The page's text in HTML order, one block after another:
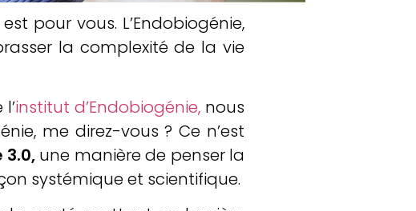
pour vous. L’Endobiogénie,
la complexité de la vie
institut d’Endobiogénie, nous
me direz-vous ? Ce n’est
3.0, une manière de penser la
systémique et scientifique.